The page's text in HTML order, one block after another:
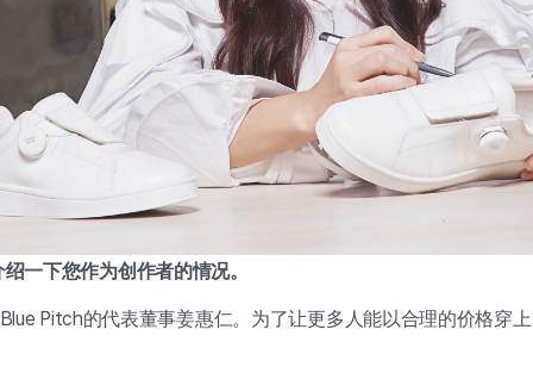
一下您作为创作者的情况。
Pitch的代表董事姜惠仁。为了让更多人能以合理的价格穿